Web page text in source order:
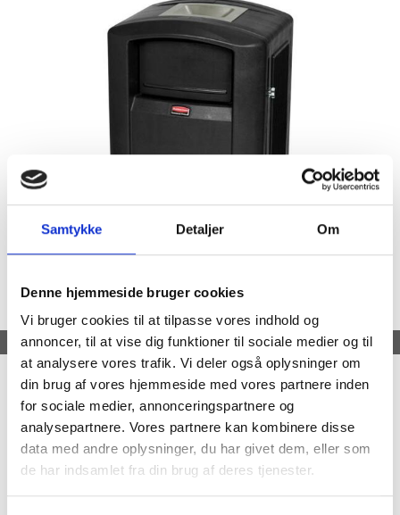
Samtykke Detaljer Om
Denne hjemmeside bruger cookies
Vi bruger cookies til at tilpasse vores indhold og
annoncer, til at vise dig funktioner til sociale medier og til
at analysere vores trafik. Vi deler også oplysninger om
din brug af vores hjemmeside med vores partnere inden
for sociale medier, annonceringspartnere og
analysepartnere. Vores partnere kan kombinere disse
data med andre oplysninger, du har givet dem, eller som
de har indsamlet fra din brug af deres tjenester.
MERE INFO - KLIK HER
LANDMARK JUNIOR - AFFALDSBEHOLDER -
MED ASKEBÆGER PÅ TOPPEN
Model/varenr.:
FG9P9100
Robust og funktionel udendørs